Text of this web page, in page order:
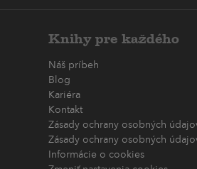
Knihy pre každého
Náš príbeh
Blog
Kariéra
Kontakt
Zásady ochrany osobných
Zásady ochrany osobných
Informácie o cookies